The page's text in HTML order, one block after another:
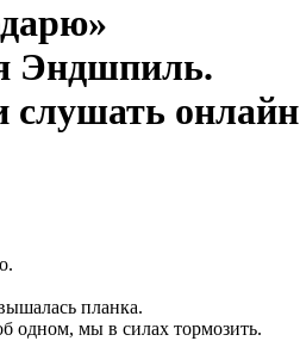
Эндшпиль.
слушать онлайн
планка.
одном, мы в силах тормозить.